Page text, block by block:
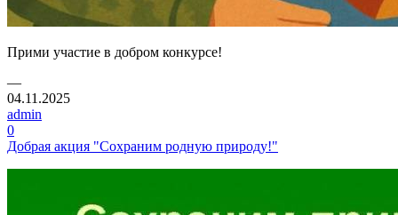
Прими участие в добром конкурсе!
—
04.11.2025
admin
0
Добрая акция "Сохраним родную природу!"